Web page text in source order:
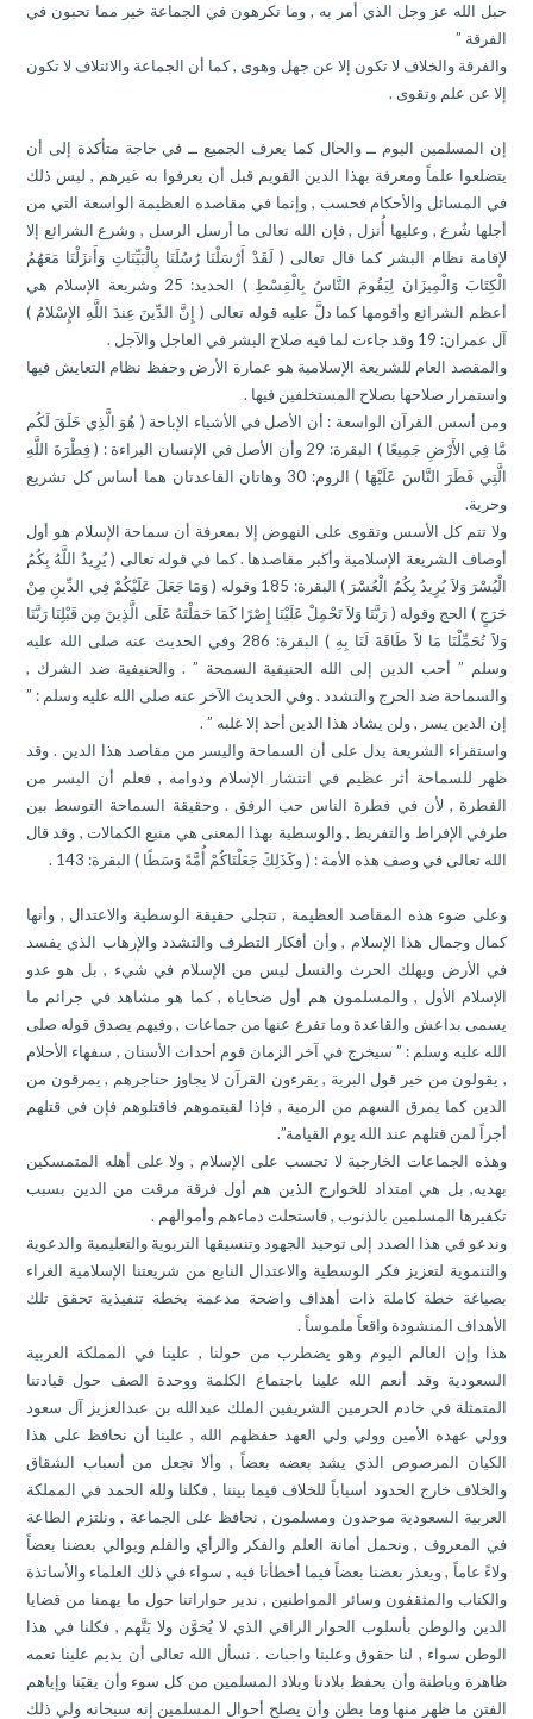
حبل الله عز وجل الذي أمر به , وما تكرهون في الجماعة خير مما تحبون في
الفرقة ”
والفرقة والخلاف لا تكون إلا عن جهل وهوى , كما أن الجماعة والائتلاف لا تكون
إلا عن علم وتقوى .
إن المسلمين اليوم ــ والحال كما يعرف الجميع ــ في حاجة متأكدة إلى أن
يتضلعوا علماً ومعرفة بهذا الدين القويم قبل أن يعرفوا به غيرهم , ليس ذلك
في المسائل والأحكام فحسب , وإنما في مقاصده العظيمة الواسعة التي من
أجلها شُرع , وعليها أُنزل , فإن الله تعالى ما أرسل الرسل , وشرع الشرائع إلا
لإقامة نظام البشر كما قال تعالى ( لَقَدْ أَرْسَلْنَا رُسُلَنَا بِالْبَيِّنَاتِ وَأَنزَلْنَا مَعَهُمُ
الْكِتَابَ وَالْمِيزَانَ لِيَقُومَ النَّاسُ بِالْقِسْطِ ) الحديد: 25 وشريعة الإسلام هي
أعظم الشرائع وأقومها كما دلَّ عليه قوله تعالى ( إِنَّ الدِّينَ عِندَ اللَّهِ الإِسْلامُ )
آل عمران: 19 وقد جاءت لما فيه صلاح البشر في العاجل والآجل .
والمقصد العام للشريعة الإسلامية هو عمارة الأرض وحفظ نظام التعايش فيها
واستمرار صلاحها بصلاح المستخلفين فيها .
ومن أسس القرآن الواسعة : أن الأصل في الأشياء الإباحة ( هُوَ الَّذِي خَلَقَ لَكُم
مَّا فِي الأَرْضِ جَمِيعًا ) البقرة: 29 وأن الأصل في الإنسان البراءة : ( فِطْرَةَ اللَّهِ
الَّتِي فَطَرَ النَّاسَ عَلَيْهَا ) الروم: 30 وهاتان القاعدتان هما أساس كل تشريع
وحرية.
ولا تتم كل الأسس وتقوى على النهوض إلا بمعرفة أن سماحة الإسلام هو أول
أوصاف الشريعة الإسلامية وأكبر مقاصدها . كما في قوله تعالى ( يُرِيدُ اللَّهُ بِكُمُ
الْيُسْرَ وَلاَ يُرِيدُ بِكُمُ الْعُسْرَ ) البقرة: 185 وقوله ( وَمَا جَعَلَ عَلَيْكُمْ فِي الدِّينِ مِنْ
حَرَجٍ ) الحج وقوله ( رَبَّنَا وَلاَ تَحْمِلْ عَلَيْنَا إِصْرًا كَمَا حَمَلْتَهُ عَلَى الَّذِينَ مِن قَبْلِنَا رَبَّنَا
وَلاَ تُحَمِّلْنَا مَا لاَ طَاقَةَ لَنَا بِهِ ) البقرة: 286 وفي الحديث عنه صلى الله عليه
وسلم ” أحب الدين إلى الله الحنيفية السمحة ” . والحنيفية ضد الشرك ,
والسماحة ضد الحرج والتشدد . وفي الحديث الآخر عنه صلى الله عليه وسلم : ”
إن الدين يسر , ولن يشاد هذا الدين أحد إلا غلبه ” .
واستقراء الشريعة يدل على أن السماحة واليسر من مقاصد هذا الدين . وقد
ظهر للسماحة أثر عظيم في انتشار الإسلام ودوامه , فعلم أن اليسر من
الفطرة , لأن في فطرة الناس حب الرفق . وحقيقة السماحة التوسط بين
طرفي الإفراط والتفريط , والوسطية بهذا المعنى هي منبع الكمالات , وقد قال
الله تعالى في وصف هذه الأمة : ( وكَذَلِكَ جَعَلْنَاكُمْ أُمَّةً وَسَطًا ) البقرة: 143 .
وعلى ضوء هذه المقاصد العظيمة , تتجلى حقيقة الوسطية والاعتدال , وأنها
كمال وجمال هذا الإسلام , وأن أفكار التطرف والتشدد والإرهاب الذي يفسد
في الأرض ويهلك الحرث والنسل ليس من الإسلام في شيء , بل هو عدو
الإسلام الأول , والمسلمون هم أول ضحاياه , كما هو مشاهد في جرائم ما
يسمى بداعش والقاعدة وما تفرع عنها من جماعات , وفيهم يصدق قوله صلى
الله عليه وسلم : ” سيخرج في آخر الزمان قوم أحداث الأسنان , سفهاء الأحلام
, يقولون من خير قول البرية , يقرءون القرآن لا يجاوز حناجرهم , يمرقون من
الدين كما يمرق السهم من الرمية , فإذا لقيتموهم فاقتلوهم فإن في قتلهم
أجراً لمن قتلهم عند الله يوم القيامة”.
وهذه الجماعات الخارجية لا تحسب على الإسلام , ولا على أهله المتمسكين
بهديه, بل هي امتداد للخوارج الذين هم أول فرقة مرقت من الدين بسبب
تكفيرها المسلمين بالذنوب , فاستحلت دماءهم وأموالهم .
وندعو في هذا الصدد إلى توحيد الجهود وتنسيقها التربوية والتعليمية والدعوية
والتنموية لتعزيز فكر الوسطية والاعتدال النابع من شريعتنا الإسلامية الغراء
بصياغة خطة كاملة ذات أهداف واضحة مدعمة بخطة تنفيذية تحقق تلك
الأهداف المنشودة واقعاً ملموساً .
هذا وإن العالم اليوم وهو يضطرب من حولنا , علينا في المملكة العربية
السعودية وقد أنعم الله علينا باجتماع الكلمة ووحدة الصف حول قيادتنا
المتمثلة في خادم الحرمين الشريفين الملك عبدالله بن عبدالعزيز آل سعود
وولي عهده الأمين وولي ولي العهد حفظهم الله , علينا أن نحافظ على هذا
الكيان المرصوص الذي يشد بعضه بعضاً , وألا نجعل من أسباب الشقاق
والخلاف خارج الحدود أسباباً للخلاف فيما بيننا , فكلنا ولله الحمد في المملكة
العربية السعودية موحدون ومسلمون , نحافظ على الجماعة , ونلتزم الطاعة
في المعروف , ونحمل أمانة العلم والفكر والرأي والقلم ويوالي بعضنا بعضاً
ولاءً عاماً , ويعذر بعضنا بعضاً فيما أخطأنا فيه , سواء في ذلك العلماء والأساتذة
والكتاب والمثقفون وسائر المواطنين , ندير حواراتنا حول ما يهمنا من قضايا
الدين والوطن بأسلوب الحوار الراقي الذي لا يُخوَّن ولا يَتَّهم , فكلنا في هذا
الوطن سواء , لنا حقوق وعلينا واجبات . نسأل الله تعالى أن يديم علينا نعمه
ظاهرة وباطنة وأن يحفظ بلادنا وبلاد المسلمين من كل سوء وأن يقيَنا وإياهم
الفتن ما ظهر منها وما بطن وأن يصلح أحوال المسلمين إنه سبحانه ولي ذلك